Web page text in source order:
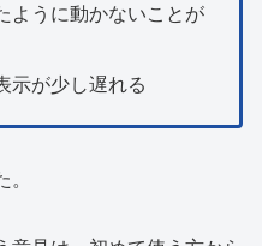
ように動かないことが
示が少し遅れる